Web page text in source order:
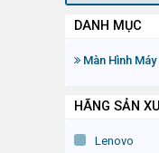
DANH MỤC
Màn Hình Máy
HÃNG SẢN
Lenovo